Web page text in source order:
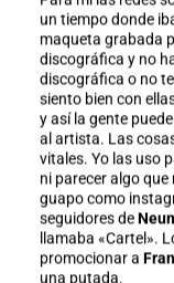
un tiempo donde
maqueta grabada
discográfica y no
discográfica o no
siento bien con
y así la gente
al artista. Las
vitales. Yo las uso
ni parecer algo
guapo como
seguidores de
llamaba «Cartel».
promocionar a
una putada.